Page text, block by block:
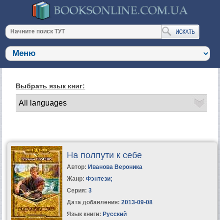
Выбрать язык книг:
На полпути к себе
Автор: Иванова Вероника
Жанр: Фэнтези;
Серия: 3
Дата добавления: 2013-09-08
Язык книги: Русский